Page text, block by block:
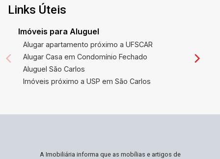
Links Úteis
Imóveis para Aluguel
Alugar apartamento próximo a UFSCAR
Alugar Casa em Condomínio Fechado
Aluguel São Carlos
Imóveis próximo a USP em São Carlos
A Imobiliária informa que as mobílias e artigos de